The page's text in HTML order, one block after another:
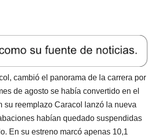
cambió el panorama de la carrera por
de agosto se había convertido en el
su reemplazo Caracol lanzó la nueva
habían quedado suspendidas
En su estreno marcó apenas 10,1